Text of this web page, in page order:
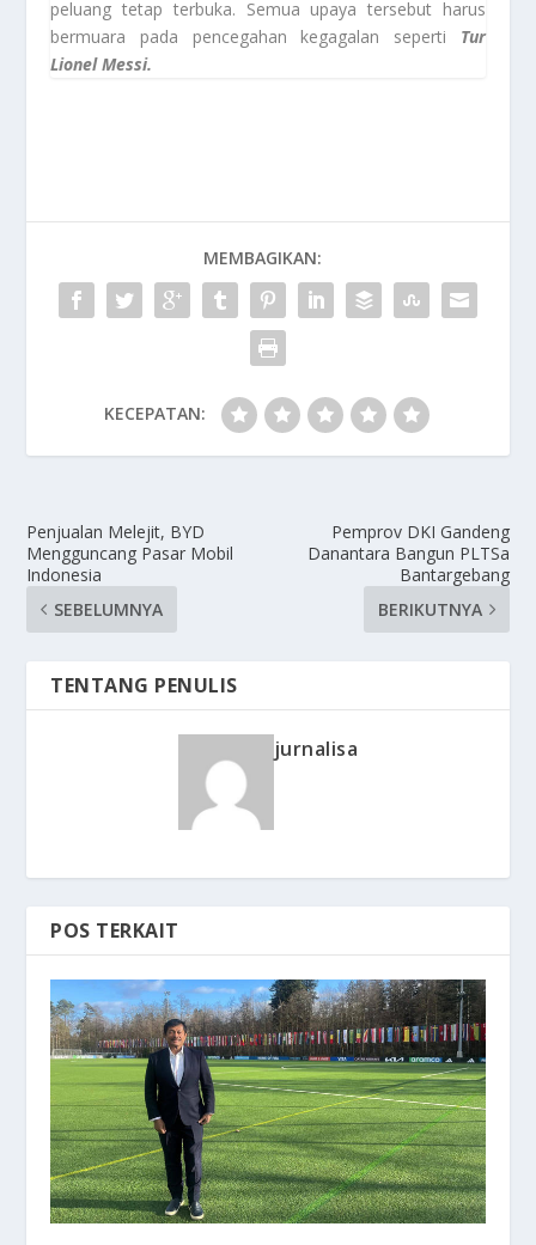
peluang tetap terbuka. Semua upaya tersebut harus
bermuara pada pencegahan kegagalan seperti Tur
Lionel Messi.
MEMBAGIKAN:
KECEPATAN:
Penjualan Melejit, BYD
Mengguncang Pasar Mobil
Indonesia
SEBELUMNYA
Pemprov DKI Gandeng
Danantara Bangun PLTSa
Bantargebang
BERIKUTNYA
TENTANG PENULIS
jurnalisa
POS TERKAIT